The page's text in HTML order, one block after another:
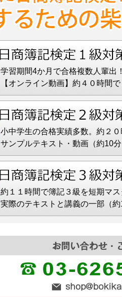
学習期間4か月で合格複数人輩出
【オンライン動画】約４０時間
小中学生の合格実績多数。約２
サンプルテキスト・動画（約10
約１１時間で簿記３級を短期マ
実際のテキストと講義の一部（約